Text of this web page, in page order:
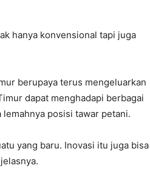
hanya konvensional tapi juga
berupaya terus mengeluarkan
dapat menghadapi berbagai
posisi tawar petani.
yang baru. Inovasi itu juga bisa